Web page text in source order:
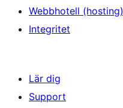
Webbhotell (hosting)
Integritet
Lär dig
Support